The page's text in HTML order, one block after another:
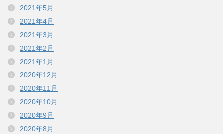
2021年5月
2021年4月
2021年3月
2021年2月
2021年1月
2020年12月
2020年11月
2020年10月
2020年9月
2020年8月